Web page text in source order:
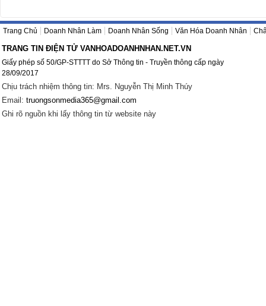
Trang Chủ Doanh Nhân Làm Doanh Nhân Sống Văn Hóa Doanh Nhân
TRANG TIN ĐIỆN TỬ VANHOADOANHNHAN.NET.VN
Giấy phép số 50/GP-STTTT do Sở Thông tin - Truyền thông cấp ngày
28/09/2017
Chịu trách nhiệm thông tin: Mrs. Nguyễn Thị Minh Thúy
Email: truongsonmedia365@gmail.com
Ghi rõ nguồn khi lấy thông tin từ website này